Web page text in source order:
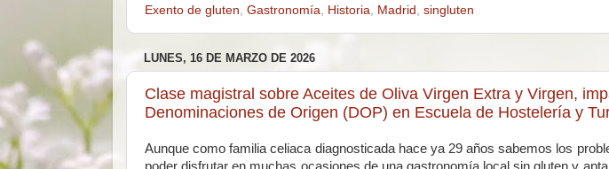
Exento de gluten, Gastronomía, Historia, Madrid , singluten
LUNES, 16 DE MARZO DE 2026
Clase magistral sobre Aceites de Oliva Virgen Extra y Virgen,
Denominaciones de Origen (DOP) en Escuela de Hostelería y
Aunque como familia celiaca diagnosticada hace ya 29 años sabemos los